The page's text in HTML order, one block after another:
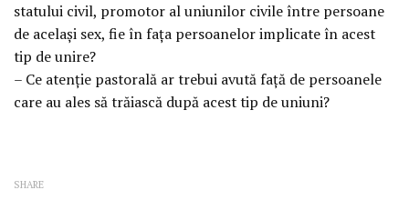
statului civil, promotor al uniunilor civile între persoane
de acelaşi sex, fie în faţa persoanelor implicate în acest
tip de unire?
– Ce atenţie pastorală ar trebui avută faţă de persoanele
care au ales să trăiască după acest tip de uniuni?
SHARE